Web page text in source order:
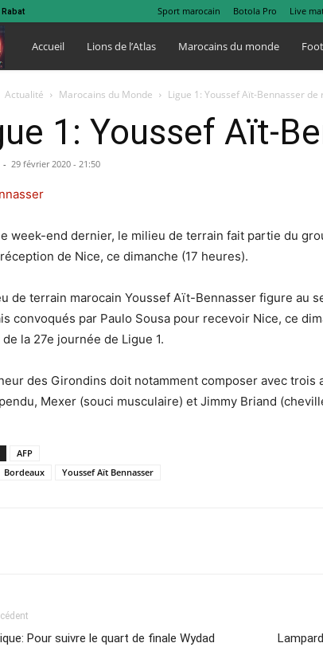
Rabat Sport marocain Botola Pro Live
Lions
de
l
Atlas
Accueil Lions de l’Atlas Marocains du monde
Actualité Marocains du Monde Ligue 1: Youssef Aït-Bennasser
1: Youssef Aït-
- 29 février 2020 - 21:50
week-end dernier, le milieu de terrain fait partie du
de Nice, ce dimanche (17 heures).
de terrain marocain Youssef Aït-Bennasser figure au
convoqués par Paulo Sousa pour recevoir Nice, ce
la 27e journée de Ligue 1.
des Girondins doit notamment composer avec trois
Mexer (souci musculaire) et Jimmy Briand
AFP
Bordeaux Youssef Aït Bennasser
Pour suivre le quart de finale Wydad